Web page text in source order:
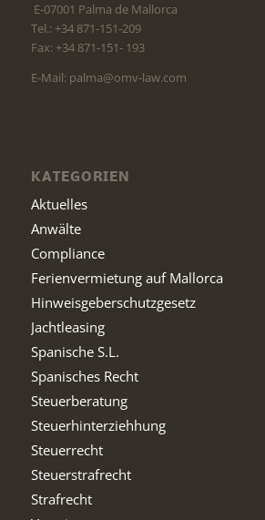
E-07001 Palma de Mallorca
Tel.: +34 871-151-209
Fax: +34 871-151- 193
E-Mail: palma@omv-law.com
KATEGORIEN
Aktuelles
Anwälte
Compliance
Ferienvermietung auf Mallorca
Hinweisgeberschutzgesetz
Jachtleasing
Spanische S.L.
Spanisches Recht
Steuerberatung
Steuerhinterziehhung
Steuerrecht
Steuerstrafrecht
Strafrecht